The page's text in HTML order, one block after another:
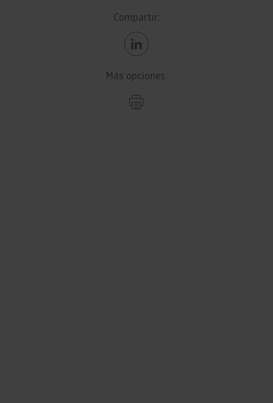
Compartir:
Más opciones: